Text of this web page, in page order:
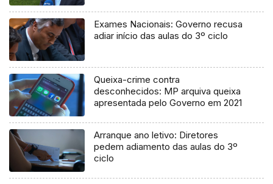
Exames Nacionais: Governo recusa
adiar início das aulas do 3º ciclo
Queixa-crime contra
desconhecidos: MP arquiva queixa
apresentada pelo Governo em 2021
Arranque ano letivo: Diretores
pedem adiamento das aulas do 3º
ciclo